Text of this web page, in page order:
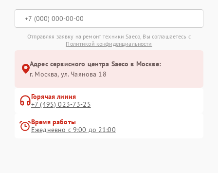
Отправляя заявку на ремонт техники Saeco, Вы соглашаетесь с
Политикой конфиденциальности
Адрес сервисного центра Saeco в Москве:
г. Москва, ул. Чаянова 18
Горячая линия
+7 (495) 023-73-25
Время работы
Ежедневно с 9:00 до 21:00